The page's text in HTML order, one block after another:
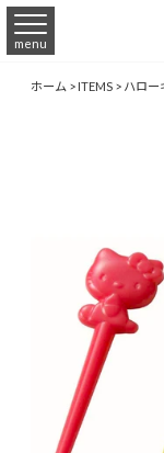
menu
ホーム>ITEMS>ハロ